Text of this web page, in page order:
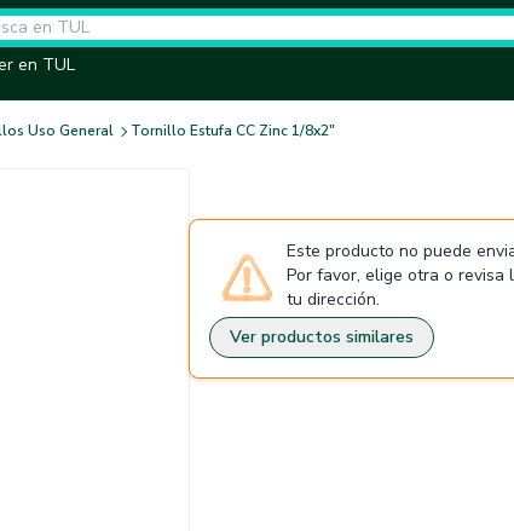
en TUL
Uso General Tornillo Estufa CC Zinc 1/8x2"
Este producto no puede
Por favor, elige otra o revisa
tu dirección.
Ver productos similares